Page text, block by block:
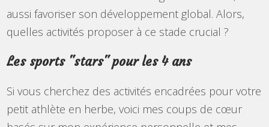
aussi favoriser son développement global. Alors,
quelles activités proposer à ce stade crucial ?
Les sports "stars" pour les 4 ans
Si vous cherchez des activités encadrées pour votre
petit athlète en herbe, voici mes coups de cœur